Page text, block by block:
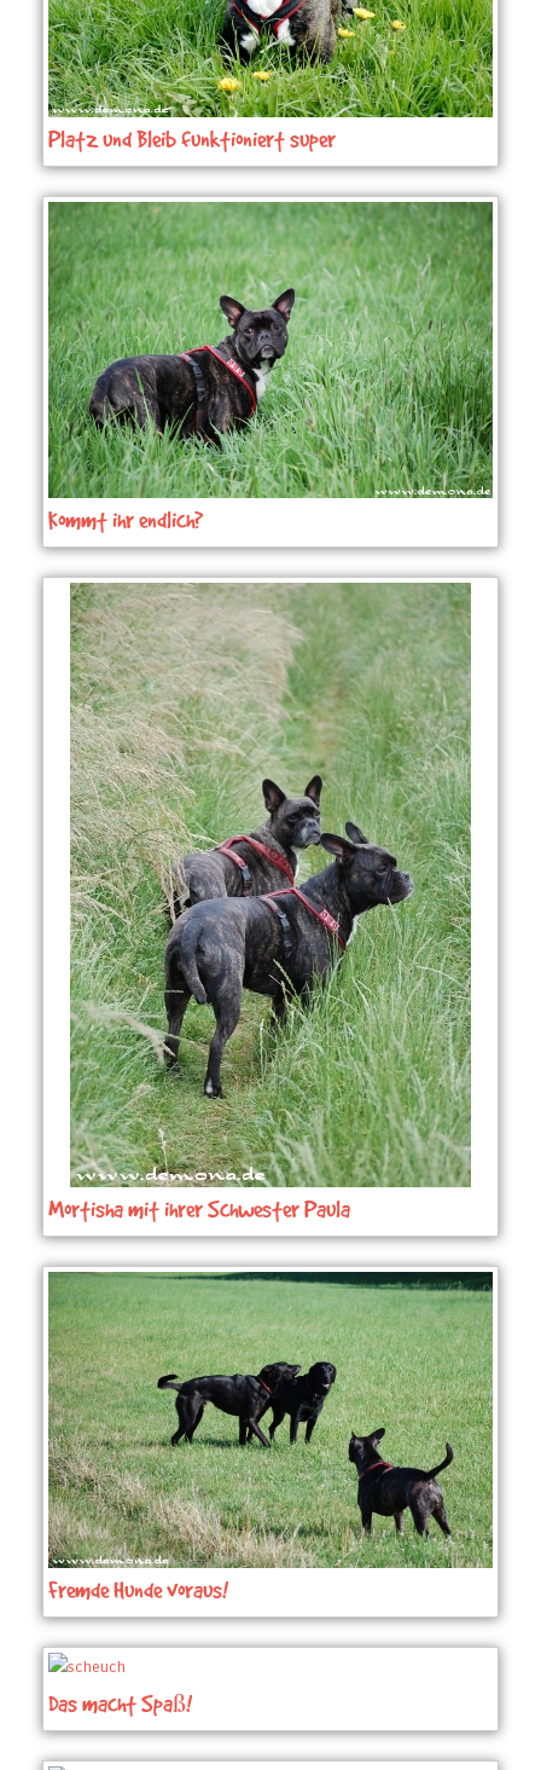
Platz und Bleib funktioniert super
Kommt ihr endlich?
Mortisha mit ihrer Schwester Paula
Fremde Hunde voraus!
Das macht Spaß!